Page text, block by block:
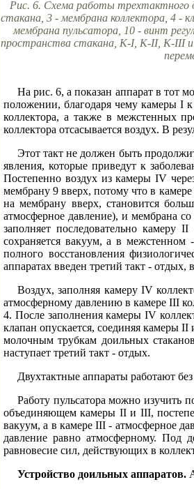
Рис. 6. Схема работы трехтактного
стакана, 3 - мембрана коллектора, 4 -
мембрана пульсатора, 10 - винт
пространства стакана, K-I, К-II, K-III и
На рис. 6, а показан аппарат в тот
положении, благодаря чему камеры I
коллектора, а также в межстенных
коллектора отсасывается воздух. В
Этот такт не должен быть
явления, которые приведут к
Постепенно воздух из камеры IV
мембрану 9 вверх, потому что в
на мембрану вверх, становится
атмосферное давление), и мембрана
заполняет последовательно камеру
сохраняется вакуум, а в межстенном
полного восстановления
аппаратах введен третий такт - отдых,
Воздух, заполняя камеру IV
атмосферному давлению в камере III
4. После заполнения камеры IV
клапан опускается, соединяя камеры
молочным трубкам доильных
наступает третий такт - отдых.
Двухтактные аппараты работают
Работу пульсатора можно изучить
объединяющем камеры II и III,
вакуум, а в камере III - атмосферное
давление равно атмосферному. Под
равновесие сил, действующих в
Устройство доильных аппаратов.